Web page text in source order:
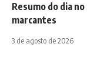
Resumo do dia
marcantes
3 de agosto de 2026